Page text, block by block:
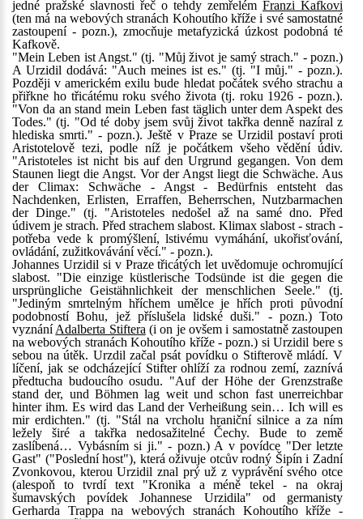
jedné pražské slavnosti řeč o tehdy zemřelém Franzi Kafkovi
(ten má na webových stranách Kohoutího kříže i své samostatné
zastoupení - pozn.), zmocňuje metafyzická úzkost podobná té
Kafkově.
"Mein Leben ist Angst." (tj. "Můj život je samý strach." - pozn.)
A Urzidil dodává: "Auch meines ist es." (tj. "I můj." - pozn.).
Později v americkém exilu bude hledat počátek svého strachu a
přiřkne ho třicátému roku svého života (tj. roku 1926 - pozn.).
"Von da an stand mein Leben fast täglich unter dem Aspekt des
Todes." (tj. "Od té doby jsem svůj život takřka denně nazíral z
hlediska smrti." - pozn.). Ještě v Praze se Urzidil postaví proti
Aristotelově tezi, podle níž je počátkem všeho vědění údiv.
"Aristoteles ist nicht bis auf den Urgrund gegangen. Von dem
Staunen liegt die Angst. Vor der Angst liegt die Schwäche. Aus
der Climax: Schwäche - Angst - Bedürfnis entsteht das
Nachdenken, Erlisten, Erraffen, Beherrschen, Nutzbarmachen
der Dinge." (tj. "Aristoteles nedošel až na samé dno. Před
údivem je strach. Před strachem slabost. Klimax slabost - strach -
potřeba vede k promýšlení, lstivému vymáhání, ukořisťování,
ovládání, zužitkovávání věcí." - pozn.).
Johannes Urzidil si v Praze třicátých let uvědomuje ochromující
slabost. "Die einzige küstlerische Todsünde ist die gegen die
ursprüngliche Geistähnlichkeit der menschlichen Seele." (tj.
"Jediným smrtelným hříchem umělce je hřích proti původní
podobností Bohu, jež příslušela lidské duši." - pozn.) Toto
vyznáníAdalberta Stiftera (i on je ovšem i samostatně zastoupen
na webových stranách Kohoutího kříže - pozn.) si Urzidil bere s
sebou na útěk. Urzdil začal psát povídku o Stifterově mládí. V
líčení, jak se odcházející Stifter ohlíží za rodnou zemí, zaznívá
předtucha budoucího osudu. "Auf der Höhe der Grenzstraße
stand der, und Böhmen lag weit und schon fast unerreichbar
hinter ihm. Es wird das Land der Verheißung sein… Ich will es
mir erdichten." (tj. "Stál na vrcholu hraniční silnice a za ním
ležely širé a takřka nedosažitelné Čechy. Bude to země
zaslíbená… Vybásním si ji." - pozn.) A v povídce "Der letzte
Gast" ("Poslední host"), která oživuje otcův rodný Šipín i Zadní
Zvonkovou, kterou Urzidil znal prý už z vyprávění svého otce
(alespoň to tvrdí text "Kronika a méně tekel - na okraj
šumavských povídek Johannese Urzidila" od germanisty
Gerharda Trappa na webových stranách Kohoutího kříže -